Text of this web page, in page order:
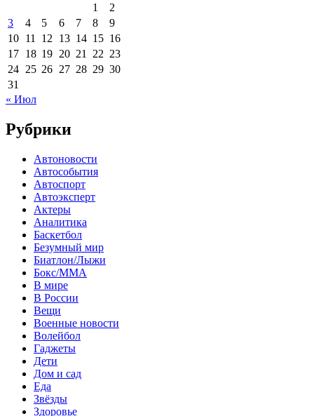
1
2
3
4 5 6 7 8
9
10 11 12 13 14 15 16
17 18 19 20 21 22 23
24 25 26 27 28 29 30
31
« Июл
Рубрики
Автоновости
Автособытия
Автоспорт
Автоэксперт
Актеры
Аналитика
Баскетбол
Безумный мир
Биатлон/Лыжи
Бокс/MMA
В мире
В России
Вещи
Военные новости
Волейбол
Гаджеты
Дети
Дом и сад
Еда
Звёзды
Здоровье